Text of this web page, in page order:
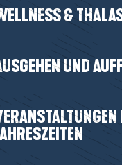
&
UND
uns